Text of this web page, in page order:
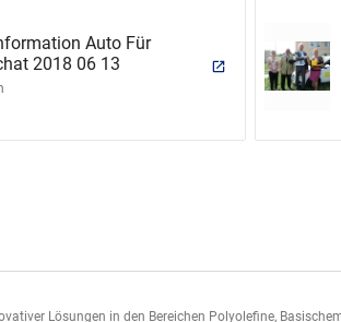
Auto Für
2018 06 13
Lösungen in den Bereichen Polyolefine,